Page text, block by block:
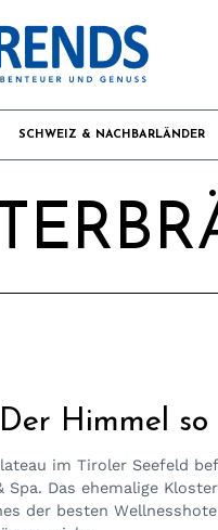
SCHWEIZ & NACHBARLÄNDER
Himmel so
im Tiroler Seefeld
Spa. Das ehemalige
der besten